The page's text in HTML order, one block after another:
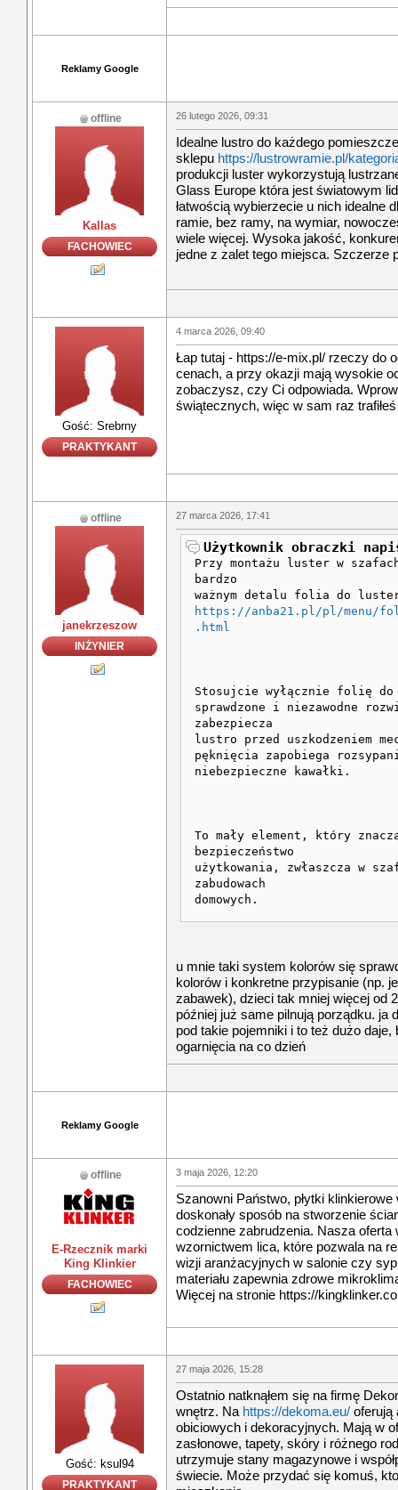
Reklamy Google
offline
Kallas
FACHOWIEC
26 lutego 2026, 09:31
Idealne lustro do każdego
sklepu https://lustrowramie.pl/
produkcji luster wykorzystują
Glass Europe która jest światowym
łatwością wybierzecie u nich idealne
ramie, bez ramy, na wymiar,
wiele więcej. Wysoka jakość,
jedne z zalet tego miejsca. Szczerze
Gość: Srebrny
PRAKTYKANT
4 marca 2026, 09:40
Łap tutaj - https://e-mix.pl/ rzeczy do
cenach, a przy okazji mają wysokie
zobaczysz, czy Ci odpowiada.
świątecznych, więc w sam raz
offline
janekrzeszow
INŻYNIER
27 marca 2026, 17:41
Użytkownik obraczki
Przy montażu luster w
bardzo
ważnym detalu folia do
https://anba21.pl/pl/menu/
.html
Stosujcie wyłącznie folię
sprawdzone i niezawodne
zabezpiecza
lustro przed uszkodzeniem
pęknięcia zapobiega
niebezpieczne kawałki.
To mały element, który
bezpieczeństwo
użytkowania, zwłaszcza w
zabudowach
domowych.
u mnie taki system kolorów się
kolorów i konkretne przypisanie (np.
zabawek), dzieci tak mniej więcej od
później już same pilnują porządku. ja
pod takie pojemniki i to też dużo daje,
ogarnięcia na co dzień
Reklamy Google
offline
E-Rzecznik marki
King Klinkier
FACHOWIEC
3 maja 2026, 12:20
Szanowni Państwo, płytki
doskonały sposób na stworzenie
codzienne zabrudzenia. Nasza
wzornictwem lica, które pozwala na
wizji aranżacyjnych w salonie czy
materiału zapewnia zdrowe
Więcej na stronie https://
Gość: ksul94
PRAKTYKANT
27 maja 2026, 15:28
Ostatnio natknąłem się na firmę
wnętrz. Na https://dekoma.eu/ oferują
obiciowych i dekoracyjnych. Mają w
zasłonowe, tapety, skóry i różnego
utrzymuje stany magazynowe i
świecie. Może przydać się komuś,